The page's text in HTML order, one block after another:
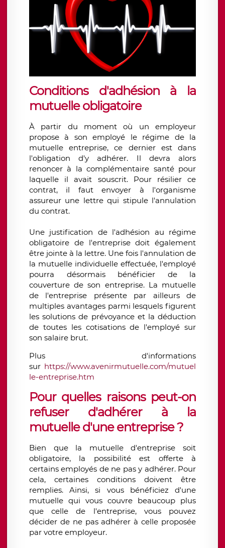
Conditions d'adhésion à la
mutuelle obligatoire
À partir du moment où un employeur
propose à son employé le régime de la
mutuelle entreprise, ce dernier est dans
l'obligation d'y adhérer. Il devra alors
renoncer à la complémentaire santé pour
laquelle il avait souscrit. Pour résilier ce
contrat, il faut envoyer à l'organisme
assureur une lettre qui stipule l'annulation
du contrat.
Une justification de l'adhésion au régime
obligatoire de l'entreprise doit également
être jointe à la lettre. Une fois l'annulation de
la mutuelle individuelle effectuée, l'employé
pourra désormais bénéficier de la
couverture de son entreprise. La mutuelle
de l'entreprise présente par ailleurs de
multiples avantages parmi lesquels figurent
les solutions de prévoyance et la déduction
de toutes les cotisations de l'employé sur
son salaire brut.
Plus d'informations
sur https://www.avenirmutuelle.com/mutuel
le-entreprise.htm
Pour quelles raisons peut-on
refuser d'adhérer à la
mutuelle d'une entreprise ?
Bien que la mutuelle d'entreprise soit
obligatoire, la possibilité est offerte à
certains employés de ne pas y adhérer. Pour
cela, certaines conditions doivent être
remplies. Ainsi, si vous bénéficiez d'une
mutuelle qui vous couvre beaucoup plus
que celle de l'entreprise, vous pouvez
décider de ne pas adhérer à celle proposée
par votre employeur.